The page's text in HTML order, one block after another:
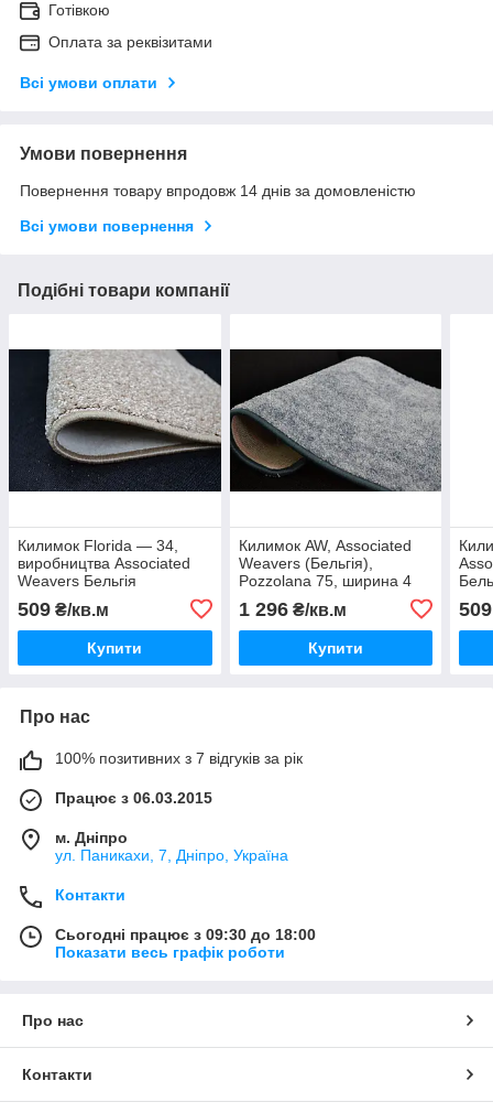
Готівкою
Оплата за реквізитами
Всі умови оплати
Умови повернення
Повернення товару впродовж 14 днів за домовленістю
Всі умови повернення
Подібні товари компанії
Килимок Florida — 34,
виробництва Аssociated
Weavers Бельгія
509 ₴/кв.м
Купити
Килимок AW, Аssociated
Weavers (Бельгія),
Pozzolana 75, ширина 4
1 296₴/кв.м
Купити
509
Про нас
100% позитивних з 7 відгуків за рік
Працює з 06.03.2015
м. Дніпро
ул. Паникахи, 7, Дніпро, Україна
Контакти
Сьогодні працює з 09:30 до 18:00
Показати весь графік роботи
Про нас
Контакти